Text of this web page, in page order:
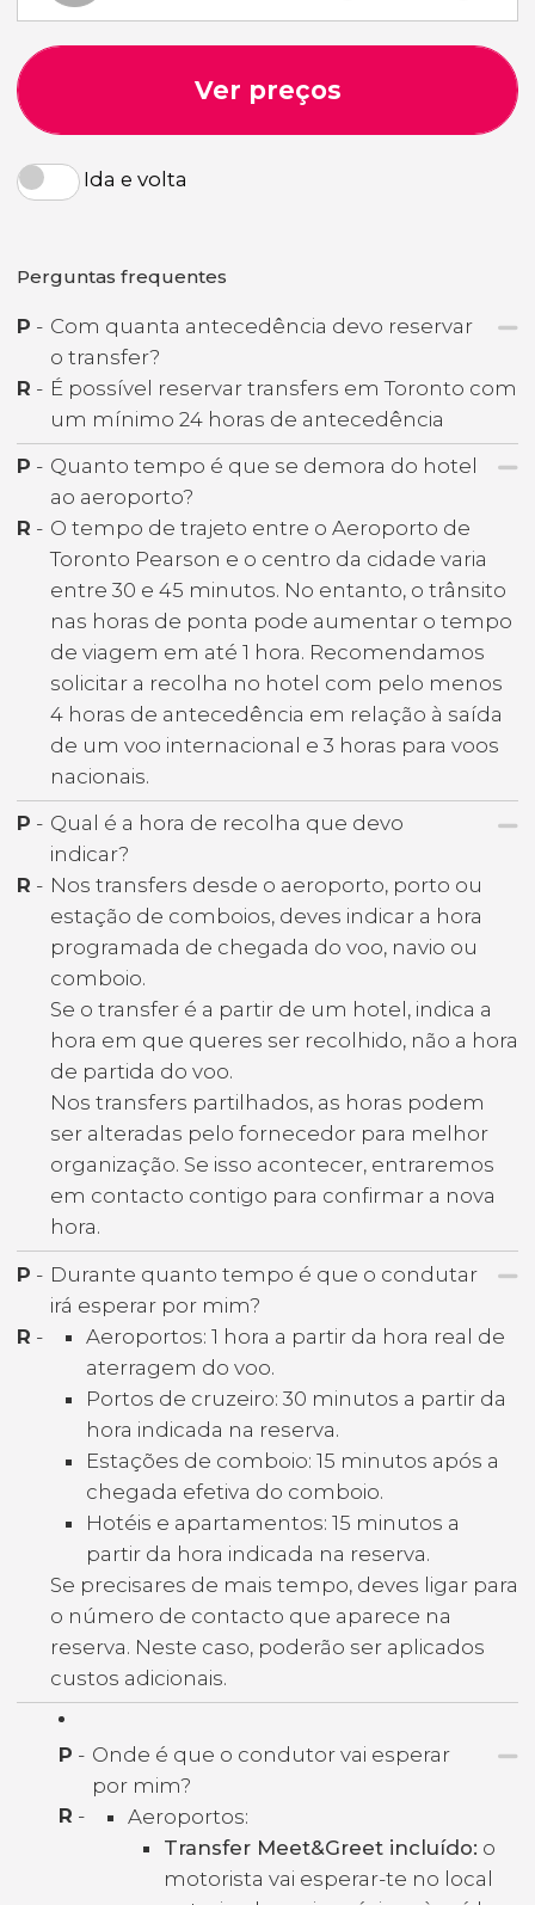
Ver preços
Ida e volta
Perguntas frequentes
P - Com quanta antecedência devo reservar
o transfer?
R - É possível reservar transfers em Toronto com
um mínimo 24 horas de antecedência
P - Quanto tempo é que se demora do hotel
ao aeroporto?
R - O tempo de trajeto entre o Aeroporto de
Toronto Pearson e o centro da cidade varia
entre 30 e 45 minutos. No entanto, o trânsito
nas horas de ponta pode aumentar o tempo
de viagem em até 1 hora. Recomendamos
solicitar a recolha no hotel com pelo menos
4 horas de antecedência em relação à saída
de um voo internacional e 3 horas para voos
nacionais.
P - Qual é a hora de recolha que devo
indicar?
R - Nos transfers desde o aeroporto, porto ou
estação de comboios, deves indicar a hora
programada de chegada do voo, navio ou
comboio.
Se o transfer é a partir de um hotel, indica a
hora em que queres ser recolhido, não a hora
de partida do voo.
Nos transfers partilhados, as horas podem
ser alteradas pelo fornecedor para melhor
organização. Se isso acontecer, entraremos
em contacto contigo para confirmar a nova
hora.
P - Durante quanto tempo é que o condutar
irá esperar por mim?
R -
Aeroportos: 1 hora a partir da hora real de
aterragem do voo.
Portos de cruzeiro: 30 minutos a partir da
hora indicada na reserva.
Estações de comboio: 15 minutos após a
chegada efetiva do comboio.
Hotéis e apartamentos: 15 minutos a
partir da hora indicada na reserva.
Se precisares de mais tempo, deves ligar para
o número de contacto que aparece na
reserva. Neste caso, poderão ser aplicados
custos adicionais.
P - Onde é que o condutor vai esperar
por mim?
R -
Aeroportos:
Transfer Meet&Greet incluído: o
motorista vai esperar-te no local